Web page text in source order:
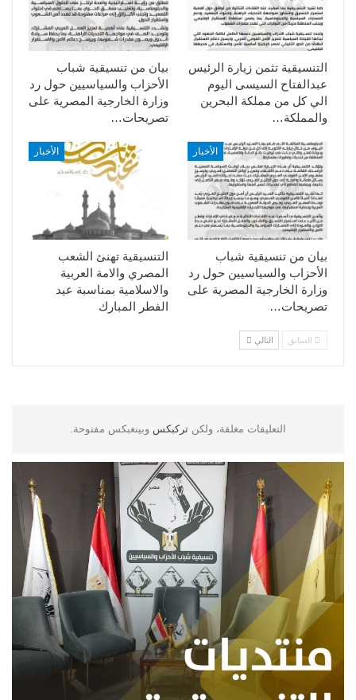
بيان من تنسيقية شباب
الأحزاب والسياسيين حول رد
وزارة الخارجية المصرية على
تصريحات…
التنسيقية تثمن زيارة الرئيس
عبدالفتاح السيسى اليوم
الي كل من مملكة البحرين
والمملكة…
الأخبار
التنسيقية تهنئ الشعب
المصري والامة العربية
والاسلامية بمناسبة عيد
الفطر المبارك
الأخبار
بيان من تنسيقية شباب
الأحزاب والسياسيين حول رد
وزارة الخارجية المصرية على
تصريحات…
السابق التالي
التعليقات مغلقة، ولكن تركبكس وبينغبكس مفتوحة.